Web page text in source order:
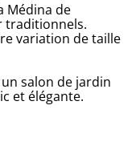
Médina de
traditionnels.
variation de taille
salon de jardin
et élégante.